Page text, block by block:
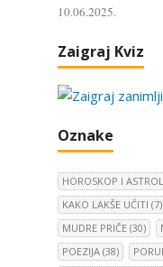
10.06.2025.
Zaigraj Kviz
Oznake
HOROSKOP I
KAKO LAKŠE UČITI (7)
MUDRE PRIČE (30)
POEZIJA (38)